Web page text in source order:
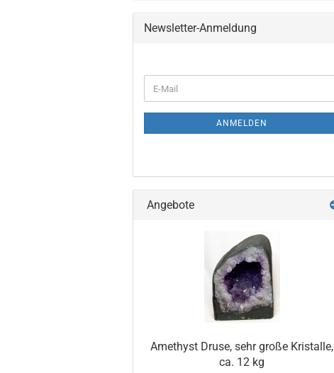
Newsletter-Anmeldung
ANMELDEN
Angebote
Amethyst Druse, sehr große Kristalle,
ca. 12 kg